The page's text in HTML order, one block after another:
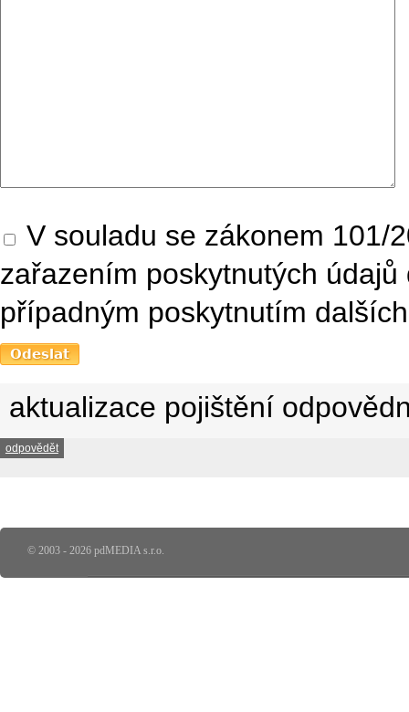
V souladu se zákonem 101/
zařazením poskytnutých
případným poskytnutím
aktualizace pojištění
odpovědět
© 2003 - 2026 pdMEDIA s.r.o.